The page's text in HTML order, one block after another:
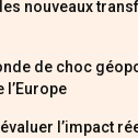
nouveaux
de choc
l’impact